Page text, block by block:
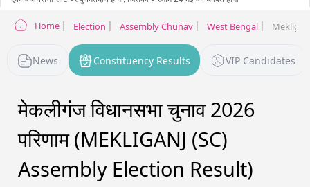
Home Election Assembly Chunav West Bengal
News Constituency Results VIP Candidates
मेकलीगंज विधानसभा चुनाव 2026
परिणाम (MEKLIGANJ (SC)
Assembly Election Result)